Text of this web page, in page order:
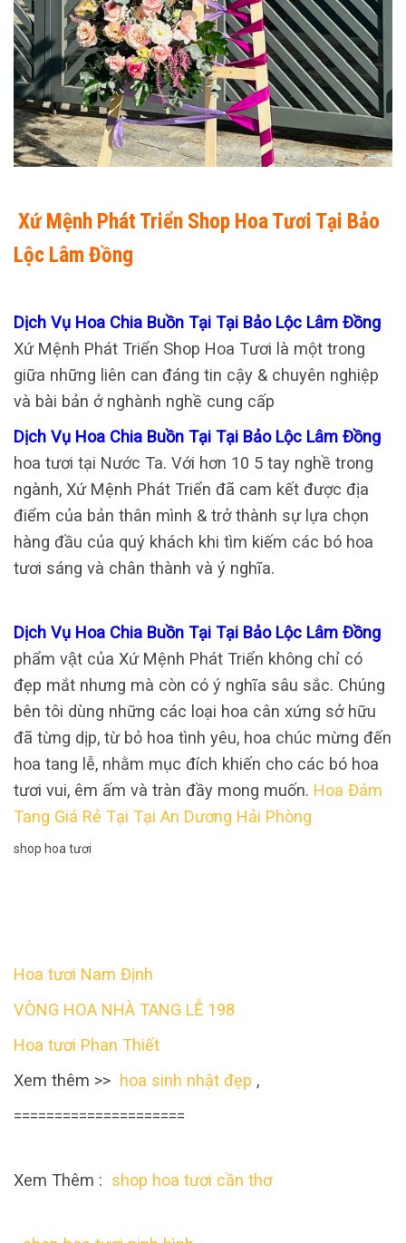
Xứ Mệnh Phát Triển Shop Hoa Tươi Tại Bảo
Lộc Lâm Đồng
Dịch Vụ Hoa Chia Buồn Tại Tại Bảo Lộc Lâm Đồng
Xứ Mệnh Phát Triển Shop Hoa Tươi là một trong
giữa những liên can đáng tin cậy & chuyên nghiệp
và bài bản ở nghành nghề cung cấp
Dịch Vụ Hoa Chia Buồn Tại Tại Bảo Lộc Lâm Đồng
hoa tươi tại Nước Ta. Với hơn 10 5 tay nghề trong
ngành, Xứ Mệnh Phát Triển đã cam kết được địa
điểm của bản thân mình & trở thành sự lựa chọn
hàng đầu của quý khách khi tìm kiếm các bó hoa
tươi sáng và chân thành và ý nghĩa.
Dịch Vụ Hoa Chia Buồn Tại Tại Bảo Lộc Lâm Đồng
phẩm vật của Xứ Mệnh Phát Triển không chỉ có
đẹp mắt nhưng mà còn có ý nghĩa sâu sắc. Chúng
bên tôi dùng những các loại hoa cân xứng sở hữu
đã từng dịp, từ bỏ hoa tình yêu, hoa chúc mừng đến
hoa tang lễ, nhằm mục đích khiến cho các bó hoa
tươi vui, êm ấm và tràn đầy mong muốn. Hoa Đám
Tang Giá Rẻ Tại Tại An Dương Hải Phòng
shop hoa tươi
Hoa tươi Nam Định
VÒNG HOA NHÀ TANG LỄ 198
Hoa tươi Phan Thiết
Xem thêm >> hoa sinh nhật đẹp ,
=====================
Xem Thêm : shop hoa tươi cần thơ